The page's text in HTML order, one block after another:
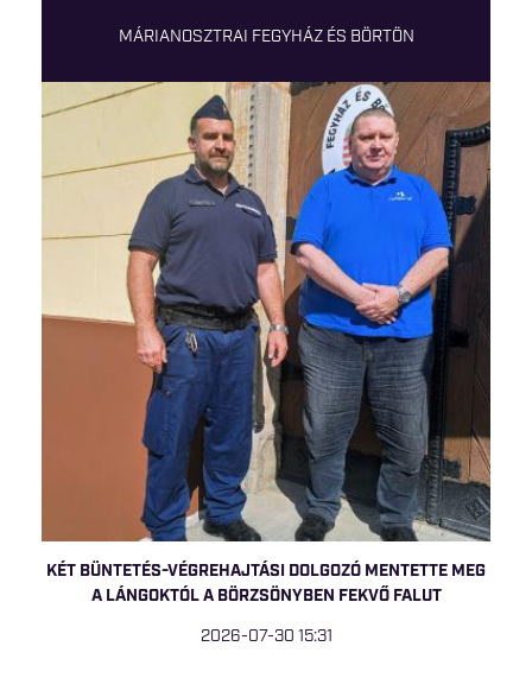
MÁRIANOSZTRAI FEGYHÁZ ÉS BÖRTÖN
KÉT BÜNTETÉS-VÉGREHAJTÁSI DOLGOZÓ MENTETTE MEG
A LÁNGOKTÓL A BÖRZSÖNYBEN FEKVŐ FALUT
2026-07-30 15:31